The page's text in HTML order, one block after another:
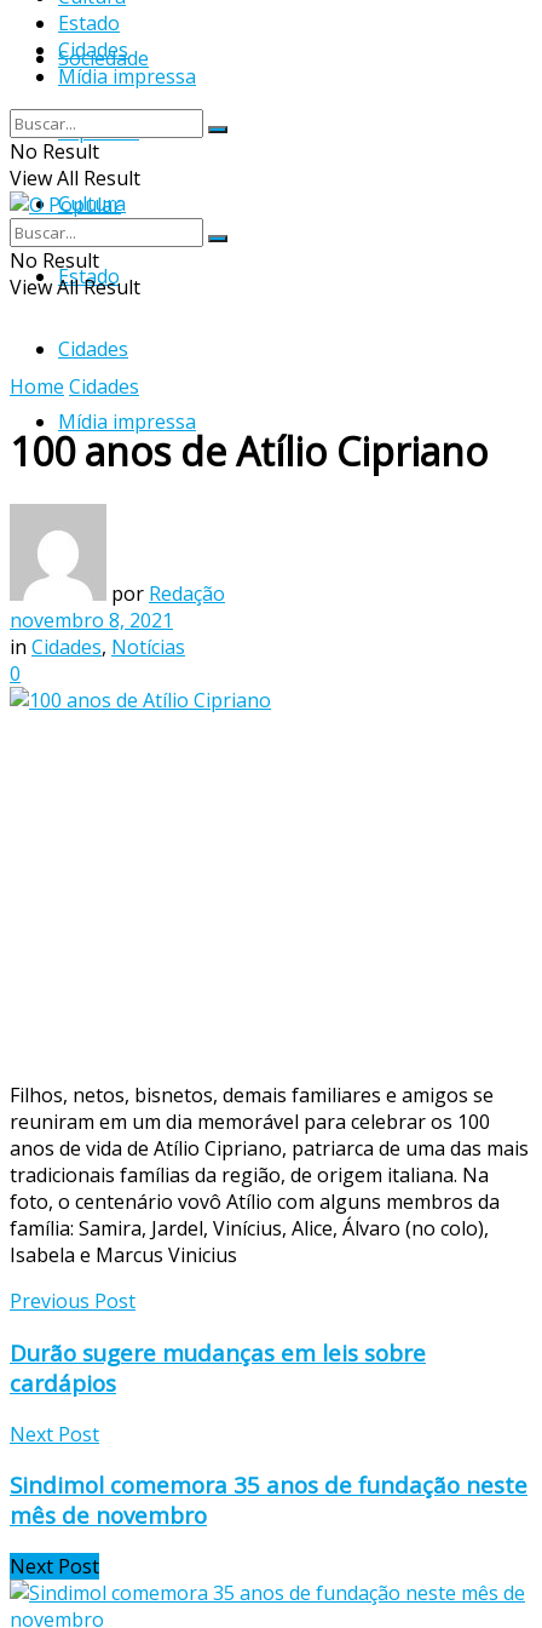
Sociedade
Esportes
Cultura
Estado
Cidades
Mídia impressa
Estado
Cidades
Mídia impressa
No Result
View All Result
No Result
View All Result
Home Cidades
100 anos de Atílio Cipriano
por Redação
novembro 8, 2021
in Cidades, Notícias
0
Filhos, netos, bisnetos, demais familiares e amigos se
reuniram em um dia memorável para celebrar os 100
anos de vida de Atílio Cipriano, patriarca de uma das mais
tradicionais famílias da região, de origem italiana. Na
foto, o centenário vovô Atílio com alguns membros da
família: Samira, Jardel, Vinícius, Alice, Álvaro (no colo),
Isabela e Marcus Vinicius
Previous Post
Durão sugere mudanças em leis sobre
cardápios
Next Post
Sindimol comemora 35 anos de fundação neste
mês de novembro
Next Post